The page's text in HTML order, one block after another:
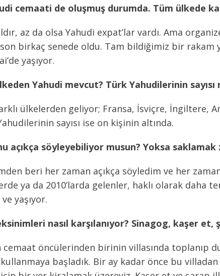
cemaati de oluşmuş durumda. Tüm ülkede
az da olsa Yahudi expat’lar vardı. Ama
birkaç senede oldu. Tam bildiğimiz bir rakam
yaşıyor.
Yahudi mevcut? Türk Yahudilerinin sayısı
ülkelerden geliyor; Fransa, İsviçre, İngiltere,
sayısı ise on kişinin altında.
açıkça söyleyebiliyor musun? Yoksa saklamak
beri her zaman açıkça söyledim ve her
ya da 2010’larda gelenler, haklı olarak daha
yaşıyor.
nasıl karşılanıyor? Sinagog, kaşer et,
cemaat öncülerinden birinin villasında toplanıp
başladık. Bir ay kadar önce bu